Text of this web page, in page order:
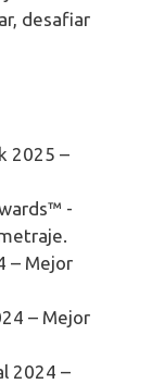
desafiar
2025 –
-
– Mejor
– Mejor
2024 –